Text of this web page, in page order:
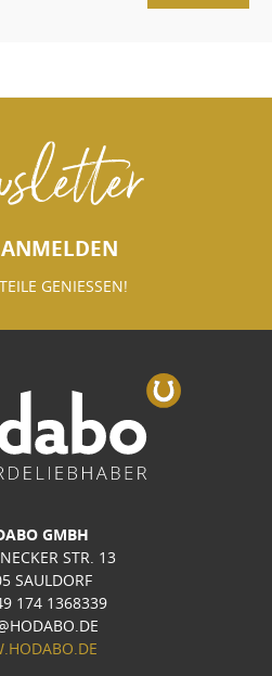
ANMELDEN
GENIESSEN!
GMBH
STR. 13
SAULDORF
174 1368339